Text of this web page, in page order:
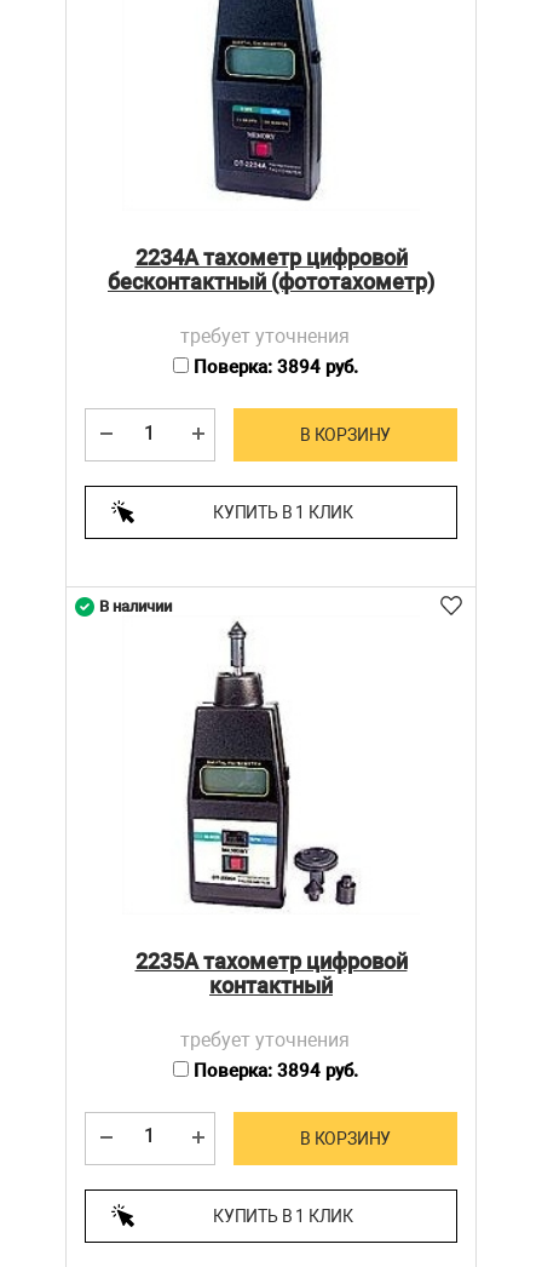
2234А тахометр цифровой
бесконтактный (фототахометр)
требует уточнения
Поверка: 3894 руб.
В КОРЗИНУ
КУПИТЬ В 1 КЛИК
2235А тахометр цифровой
контактный
требует уточнения
Поверка: 3894 руб.
В КОРЗИНУ
КУПИТЬ В 1 КЛИК
В наличии